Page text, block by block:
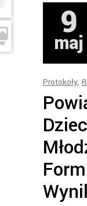
9
maj
Protokoły,